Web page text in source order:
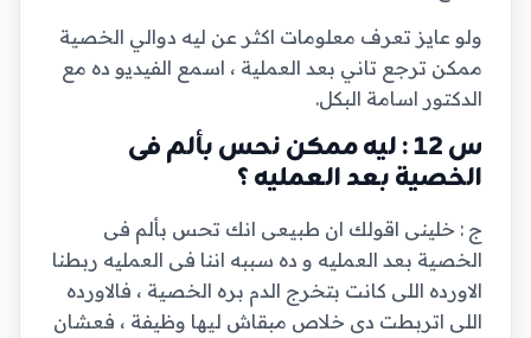
ولو عايز تعرف معلومات اكثر عن ليه دوالي الخصية
ممكن ترجع تاني بعد العملية ، اسمع الفيديو ده مع
الدكتور اسامة البكل.
س 12 : ليه ممكن نحس بألم فى
الخصية بعد العمليه ؟
ج : خلينى اقولك ان طبيعى انك تحس بألم فى
الخصية بعد العمليه و ده سببه اننا فى العمليه ربطنا
الاورده اللى كانت بتخرج الدم بره الخصية ، فالاورده
اللى اتربطت دى خلاص مبقاش ليها وظيفة ، فعشان